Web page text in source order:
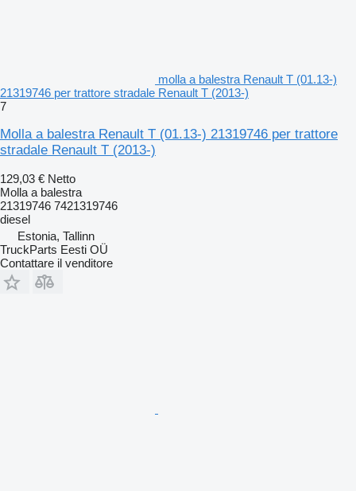
molla a balestra Renault T (01.13-)
21319746 per trattore stradale Renault T (2013-)
7
Molla a balestra Renault T (01.13-) 21319746 per trattore
stradale Renault T (2013-)
129,03 € Netto
Molla a balestra
21319746 7421319746
diesel
Estonia, Tallinn
TruckParts Eesti OÜ
Contattare il venditore